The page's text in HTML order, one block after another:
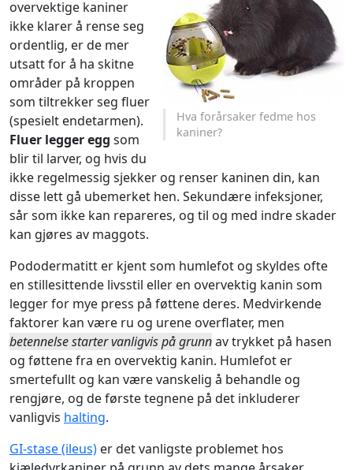
Hva forårsaker fedme hos
kaniner?
overvektige kaniner
ikke klarer å rense seg
ordentlig, er de mer
utsatt for å ha skitne
områder på kroppen
som tiltrekker seg fluer
(spesielt endetarmen).
Fluer legger egg som
blir til larver, og hvis du
ikke regelmessig sjekker og renser kaninen din, kan
disse lett gå ubemerket hen. Sekundære infeksjoner,
sår som ikke kan repareres, og til og med indre skader
kan gjøres av maggots.
Pododermatitt er kjent som humlefot og skyldes ofte
en stillesittende livsstil eller en overvektig kanin som
legger for mye press på føttene deres. Medvirkende
faktorer kan være ru og urene overflater, men
betennelse starter vanligvis på grunnav trykket på hasen
og føttene fra en overvektig kanin. Humlefot er
smertefullt og kan være vanskelig å behandle og
rengjøre, og de første tegnene på det inkluderer
vanligvis halting.
GI-stase (ileus) er det vanligste problemet hos